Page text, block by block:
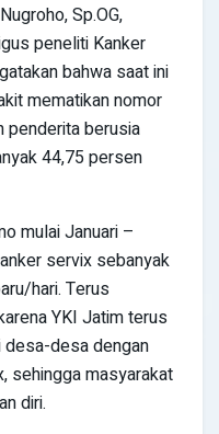
Sp.OG,
peneliti Kanker
bahwa saat ini
mematikan nomor
penderita berusia
44,75 persen
mulai Januari –
servix sebanyak
hari. Terus
YKI Jatim terus
desa dengan
sehingga masyarakat
diri.